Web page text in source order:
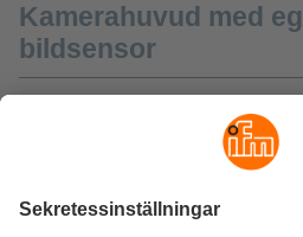
Kamerahuvud med
bildsensor
Ifm erbjuder kraftfulla
plattformslösningen. Dessa 2D/
öppningsvinkel på 105 grader, är
ag. Detta företag inom ifm-